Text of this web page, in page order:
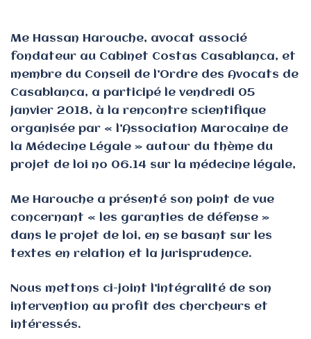
Me Hassan Harouche, avocat associé
fondateur au Cabinet Costas Casablanca, et
membre du Conseil de l’Ordre des Avocats de
Casablanca, a participé le vendredi 05
janvier 2018, à la rencontre scientifique
organisée par « l’Association Marocaine de
la Médecine Légale » autour du thème du
projet de loi no 06.14 sur la médecine légale,
Me Harouche a présenté son point de vue
concernant « les garanties de défense »
dans le projet de loi, en se basant sur les
textes en relation et la jurisprudence.
Nous mettons ci-joint l’intégralité de son
intervention au profit des chercheurs et
intéressés.